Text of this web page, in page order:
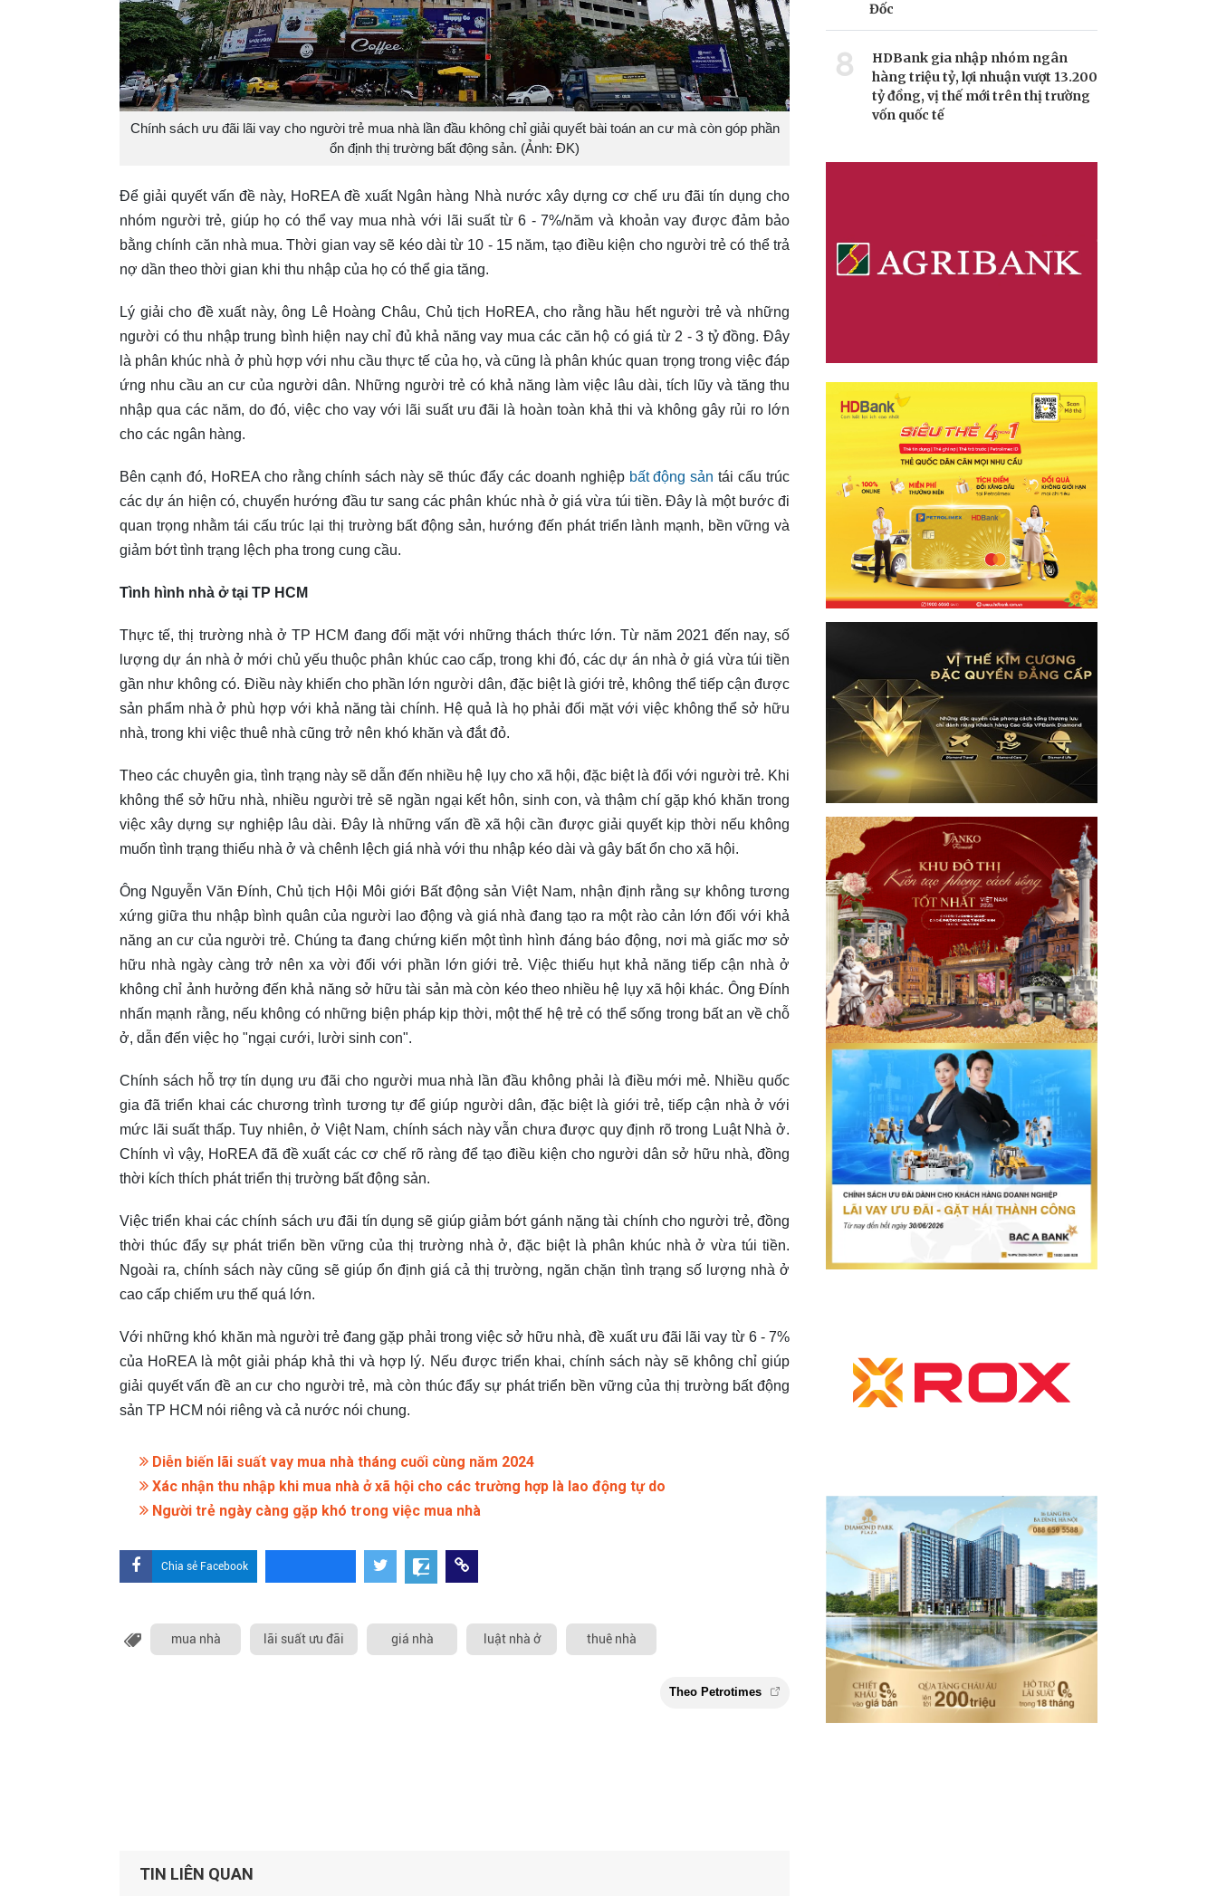
Chính sách ưu đãi lãi vay cho người trẻ mua nhà lần đầu không chỉ giải quyết bài toán an cư mà còn góp phần
ổn định thị trường bất động sản. (Ảnh: ĐK)
Để giải quyết vấn đề này, HoREA đề xuất Ngân hàng Nhà nước xây dựng cơ chế ưu đãi tín dụng cho
nhóm người trẻ, giúp họ có thể vay mua nhà với lãi suất từ 6 - 7%/năm và khoản vay được đảm bảo
bằng chính căn nhà mua. Thời gian vay sẽ kéo dài từ 10 - 15 năm, tạo điều kiện cho người trẻ có thể trả
nợ dần theo thời gian khi thu nhập của họ có thể gia tăng.
Lý giải cho đề xuất này, ông Lê Hoàng Châu, Chủ tịch HoREA, cho rằng hầu hết người trẻ và những
người có thu nhập trung bình hiện nay chỉ đủ khả năng vay mua các căn hộ có giá từ 2 - 3 tỷ đồng. Đây
là phân khúc nhà ở phù hợp với nhu cầu thực tế của họ, và cũng là phân khúc quan trọng trong việc đáp
ứng nhu cầu an cư của người dân. Những người trẻ có khả năng làm việc lâu dài, tích lũy và tăng thu
nhập qua các năm, do đó, việc cho vay với lãi suất ưu đãi là hoàn toàn khả thi và không gây rủi ro lớn
cho các ngân hàng.
Bên cạnh đó, HoREA cho rằng chính sách này sẽ thúc đẩy các doanh nghiệp bất động sản tái cấu trúc
các dự án hiện có, chuyển hướng đầu tư sang các phân khúc nhà ở giá vừa túi tiền. Đây là một bước đi
quan trọng nhằm tái cấu trúc lại thị trường bất động sản, hướng đến phát triển lành mạnh, bền vững và
giảm bớt tình trạng lệch pha trong cung cầu.
Tình hình nhà ở tại TP HCM
Thực tế, thị trường nhà ở TP HCM đang đối mặt với những thách thức lớn. Từ năm 2021 đến nay, số
lượng dự án nhà ở mới chủ yếu thuộc phân khúc cao cấp, trong khi đó, các dự án nhà ở giá vừa túi tiền
gần như không có. Điều này khiến cho phần lớn người dân, đặc biệt là giới trẻ, không thể tiếp cận được
sản phẩm nhà ở phù hợp với khả năng tài chính. Hệ quả là họ phải đối mặt với việc không thể sở hữu
nhà, trong khi việc thuê nhà cũng trở nên khó khăn và đắt đỏ.
Theo các chuyên gia, tình trạng này sẽ dẫn đến nhiều hệ lụy cho xã hội, đặc biệt là đối với người trẻ. Khi
không thể sở hữu nhà, nhiều người trẻ sẽ ngần ngại kết hôn, sinh con, và thậm chí gặp khó khăn trong
việc xây dựng sự nghiệp lâu dài. Đây là những vấn đề xã hội cần được giải quyết kịp thời nếu không
muốn tình trạng thiếu nhà ở và chênh lệch giá nhà với thu nhập kéo dài và gây bất ổn cho xã hội.
Ông Nguyễn Văn Đính, Chủ tịch Hội Môi giới Bất động sản Việt Nam, nhận định rằng sự không tương
xứng giữa thu nhập bình quân của người lao động và giá nhà đang tạo ra một rào cản lớn đối với khả
năng an cư của người trẻ. Chúng ta đang chứng kiến một tình hình đáng báo động, nơi mà giấc mơ sở
hữu nhà ngày càng trở nên xa vời đối với phần lớn giới trẻ. Việc thiếu hụt khả năng tiếp cận nhà ở
không chỉ ảnh hưởng đến khả năng sở hữu tài sản mà còn kéo theo nhiều hệ lụy xã hội khác. Ông Đính
nhấn mạnh rằng, nếu không có những biện pháp kịp thời, một thế hệ trẻ có thể sống trong bất an về chỗ
ở, dẫn đến việc họ "ngại cưới, lười sinh con".
Chính sách hỗ trợ tín dụng ưu đãi cho người mua nhà lần đầu không phải là điều mới mẻ. Nhiều quốc
gia đã triển khai các chương trình tương tự để giúp người dân, đặc biệt là giới trẻ, tiếp cận nhà ở với
mức lãi suất thấp. Tuy nhiên, ở Việt Nam, chính sách này vẫn chưa được quy định rõ trong Luật Nhà ở.
Chính vì vậy, HoREA đã đề xuất các cơ chế rõ ràng để tạo điều kiện cho người dân sở hữu nhà, đồng
thời kích thích phát triển thị trường bất động sản.
Việc triển khai các chính sách ưu đãi tín dụng sẽ giúp giảm bớt gánh nặng tài chính cho người trẻ, đồng
thời thúc đẩy sự phát triển bền vững của thị trường nhà ở, đặc biệt là phân khúc nhà ở vừa túi tiền.
Ngoài ra, chính sách này cũng sẽ giúp ổn định giá cả thị trường, ngăn chặn tình trạng số lượng nhà ở
cao cấp chiếm ưu thế quá lớn.
Với những khó khăn mà người trẻ đang gặp phải trong việc sở hữu nhà, đề xuất ưu đãi lãi vay từ 6 - 7%
của HoREA là một giải pháp khả thi và hợp lý. Nếu được triển khai, chính sách này sẽ không chỉ giúp
giải quyết vấn đề an cư cho người trẻ, mà còn thúc đẩy sự phát triển bền vững của thị trường bất động
sản TP HCM nói riêng và cả nước nói chung.
Diễn biến lãi suất vay mua nhà tháng cuối cùng năm 2024
Xác nhận thu nhập khi mua nhà ở xã hội cho các trường hợp là lao động tự do
Người trẻ ngày càng gặp khó trong việc mua nhà
Chia sẻ Facebook
mua nhà lãi suất ưu đãi giá nhà luật nhà ở thuê nhà
TIN LIÊN QUAN
Đốc
8
HDBank gia nhập nhóm ngân
hàng triệu tỷ, lợi nhuận vượt 13.200
tỷ đồng, vị thế mới trên thị trường
vốn quốc tế